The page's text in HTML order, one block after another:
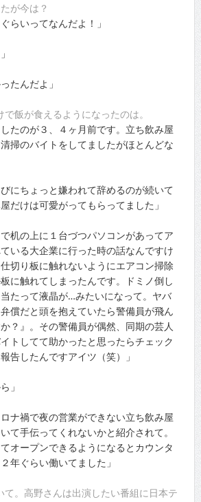
が今は？
らいってなんだよ！」
たんだよ」
飯が食えるようになったのは。
たのが３、４ヶ月前です。立ち飲み屋
掃のバイトをしてましたがほとんどな
にちょっと嫌われて辞めるのが続いて
だけは可愛がってもらってました」
机の上に１台づつパソコンがあってア
いる大企業に行った時の話なんですけ
切り板に触れないようにエアコン掃除
に触れてしまったんです。ドミノ倒し
たって液晶が…みたいになって。ヤバ
償だと頭を抱えていたら警備員が飛ん
？』。その警備員が偶然、同期の芸人
トしてて助かったと思ったらチェック
告したんですアイツ（笑）」
」
ナ禍で夜の営業ができない立ち飲み屋
て手伝ってくれないかと紹介されて。
オープンできるようになるとカウンタ
年ぐらい働いてました」
。高野さんは出演したい番組に日本テ